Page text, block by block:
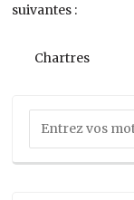
suivantes :
Chartres